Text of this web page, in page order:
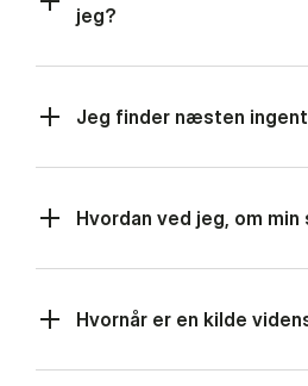
jeg?
Jeg finder næsten
Hvordan ved jeg, om
Hvornår er en kilde